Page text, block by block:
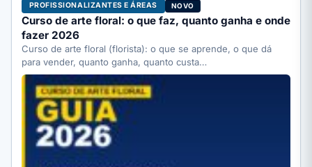
PROFISSIONALIZANTES E ÁREAS NOVO
Curso de arte floral: o que faz, quanto ganha e onde
fazer 2026
Curso de arte floral (florista): o que se aprende, o que dá
para vender, quanto ganha, quanto custa…